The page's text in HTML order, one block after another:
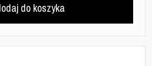
do koszyka